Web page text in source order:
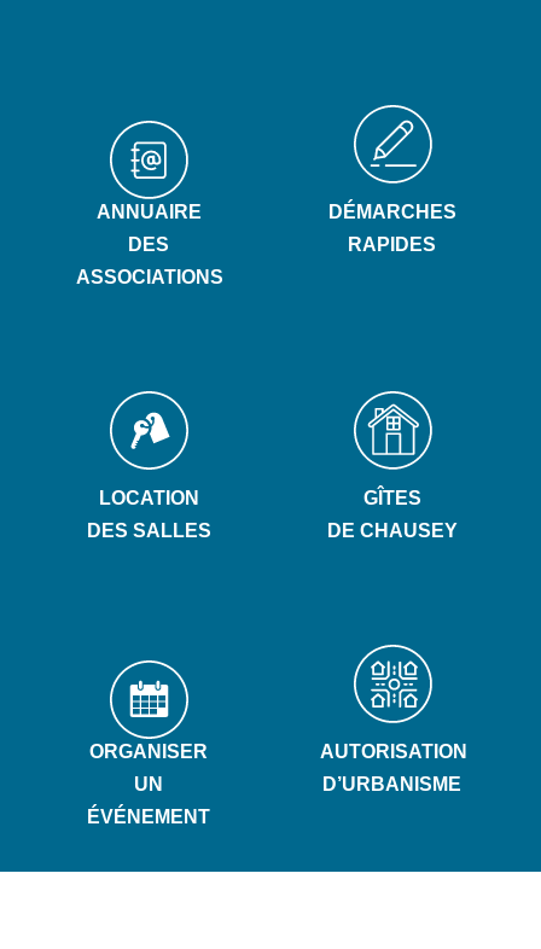
ANNUAIRE
DES
ASSOCIATIONS
DÉMARCHES
RAPIDES
LOCATION
DES SALLES
GÎTES
DE CHAUSEY
ORGANISER
UN
ÉVÉNEMENT
AUTORISATION
D’URBANISME